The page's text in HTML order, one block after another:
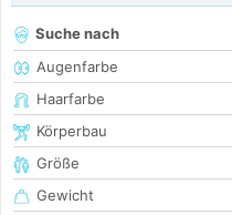
Suche nach
Augenfarbe
Haarfarbe
Körperbau
Größe
Gewicht